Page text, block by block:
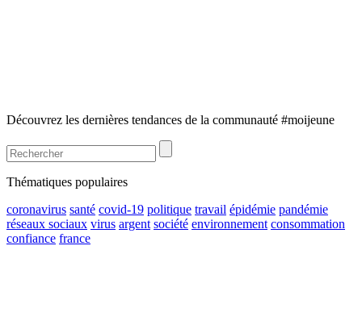
Découvrez les dernières tendances de la communauté #moijeune
Thématiques populaires
coronavirus santé covid-19 politique travail épidémie pandémie
réseaux sociaux virus argent société environnement consommation
confiance france